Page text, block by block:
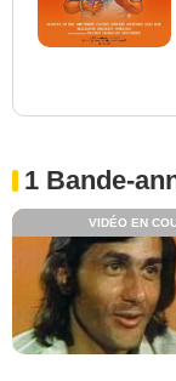
1 Bande-
VIDÉO EN